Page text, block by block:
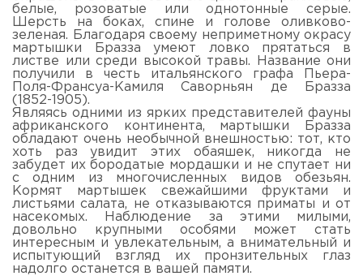
белые, розоватые или однотонные серые.
Шерсть на боках, спине и голове оливково-
зеленая. Благодаря своему неприметному окрасу
мартышки Бразза умеют ловко прятаться в
листве или среди высокой травы. Название они
получили в честь итальянского графа Пьера-
Поля-Франсуа-Камиля Саворньян де Бразза
(1852-1905).
Являясь одними из ярких представителей фауны
африканского континента, мартышки Бразза
обладают очень необычной внешностью: тот, кто
хоть раз увидит этих обаяшек, никогда не
забудет их бородатые мордашки и не спутает ни
с одним из многочисленных видов обезьян.
Кормят мартышек свежайшими фруктами и
листьями салата, не отказываются приматы и от
насекомых. Наблюдение за этими милыми,
довольно крупными особями может стать
интересным и увлекательным, а внимательный и
испытующий взгляд их пронзительных глаз
надолго останется в вашей памяти.